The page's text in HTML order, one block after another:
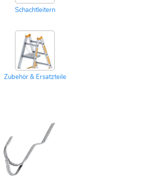
Schachtleitern
Zubehör & Ersatzteile